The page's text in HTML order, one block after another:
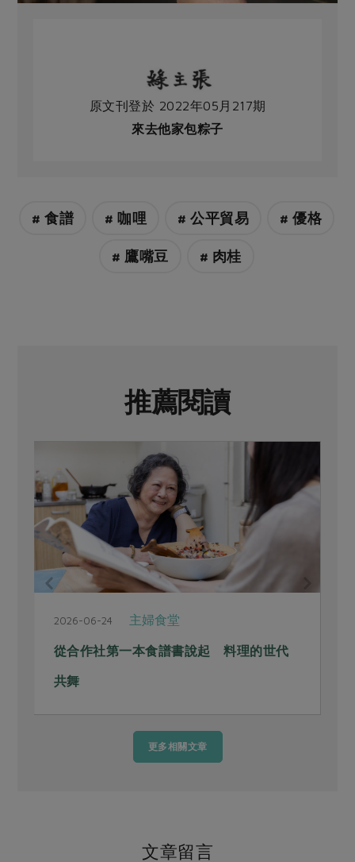
原文刊登於 2022年05月217期
來去他家包粽子
# 食譜 # 咖哩 # 公平貿易 # 優格
# 鷹嘴豆 # 肉桂
推薦閱讀
2026-06-24 主婦食堂
從合作社第一本食譜書說起 料理的世代
共舞
更多相關文章
文章留言